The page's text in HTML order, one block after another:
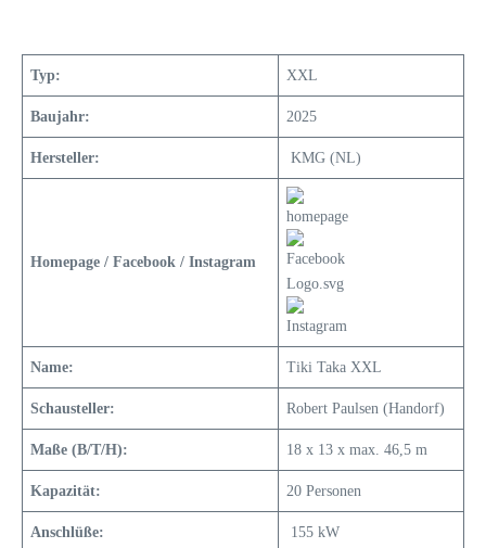
Typ: XXL
Baujahr: 2025
Hersteller: KMG (NL)
Homepage / Facebook / Instagram
Name: Tiki Taka XXL
Schausteller: Robert Paulsen (Handorf)
Maße (B/T/H): 18 x 13 x max. 46,5 m
Kapazität: 20 Personen
Anschlüße: 155 kW